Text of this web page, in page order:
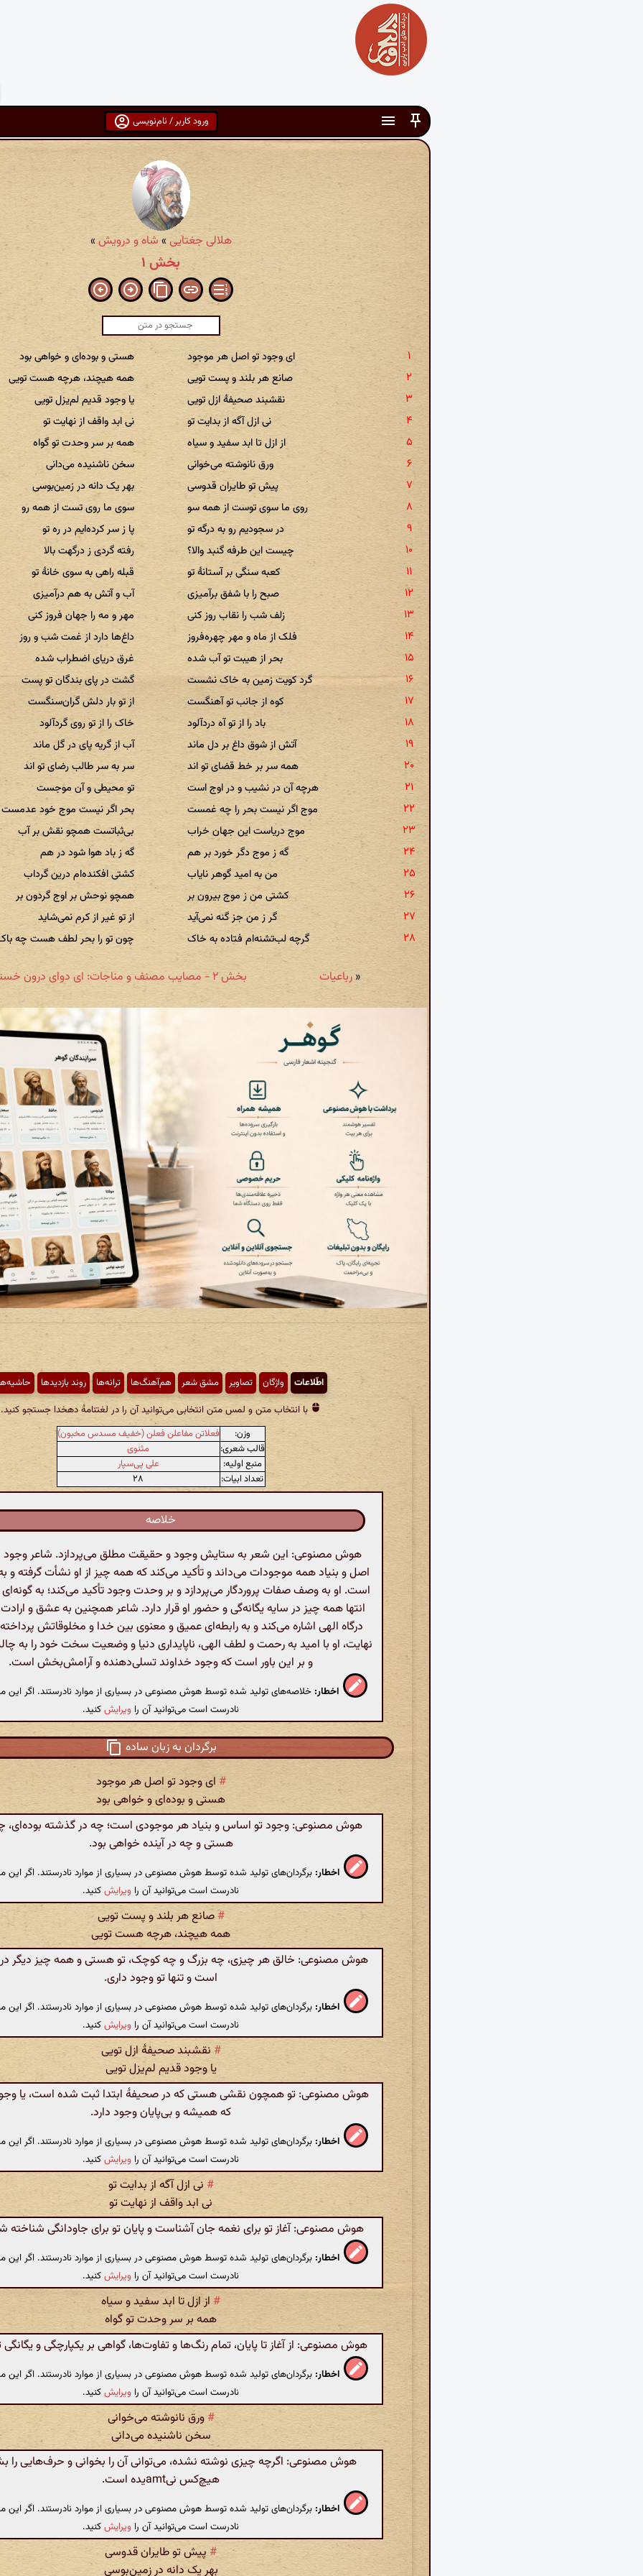
ورود کاربر / نام‌نویسی
هلالی جغتایی» شاه و درویش»
بخش ۱
ای وجود تو اصل هر موجود
هستی و بوده‌ای و خواهی بود
صانع هر بلند و پست تویی
همه هیچند، هرچه هست تویی
نقشبند صحیفهٔ ازل تویی
یا وجود قدیم لم‌یزل تویی
نی ازل آگه از بدایت تو
نی ابد واقف از نهایت تو
از ازل تا ابد سفید و سیاه
همه بر سر وحدت تو گواه
ورق نانوشته می‌خوانی
سخن ناشنیده می‌دانی
پیش تو طایران قدوسی
بهر یک دانه در زمین‌بوسی
روی ما سوی توست از همه سو
سوی ما روی تست از همه رو
در سجودیم رو به درگه تو
پا ز سر کرده‌ایم در ره تو
چیست این طرفه گنبد والا؟
رفته گردی ز درگهت بالا
کعبه سنگی بر آستانهٔ تو
قبله راهی به سوی خانهٔ تو
صبح را با شفق برآمیزی
آب و آتش به هم درآمیزی
زلف شب را نقاب روز کنی
مهر و مه را جهان فروز کنی
فلک از ماه و مهر چهره‌فروز
داغ‌ها دارد از غمت شب و روز
بحر از هیبت تو آب شده
غرق دریای اضطراب شده
گرد کویت زمین به خاک نشست
گشت در پای بندگان تو پست
کوه از جانب تو آهنگست
از تو بار دلش گران‌سنگست
باد را از تو آه دردآلود
خاک را از تو روی گردآلود
آتش از شوق داغ بر دل ماند
آب از گریه پای در گل ماند
همه سر بر خط قضای تو اند
سر به سر طالب رضای تو اند
هرچه آن در نشیب و در اوج است
تو محیطی و آن موجست
موج اگر نیست بحر را چه غمست
بحر اگر نیست موج خود عدمست
موج دریاست این جهان خراب
بی‌ثباتست همچو نقش بر آب
گه ز موج دگر خورد بر هم
گه ز باد هوا شود در هم
من به امید گوهر نایاب
کشتی افکنده‌ام درین گرداب
کشتی من ز موج بیرون بر
همچو نوحش بر اوج گردون بر
گر ز من جز گنه نمی‌آید
از تو غیر از کرم نمی‌شاید
گرچه لب‌تشنه‌ام فتاده به خاک
چون تو را بحر لطف هست چه
بخش ۲ - مصایب مصنف و مناجات: ای دوای درون خسته‌دلان « رباعیات
اطّلاعات واژگان تصاویر مشق شعر هم‌آهنگ‌ها ترانه‌ها روند بازدیدها
با انتخاب متن و لمس متن انتخابی می‌توانید آن را در لغتنامهٔ دهخدا جستجو کنید.
وزن:
فعلاتن مفاعلن فعلن (خفیف مسدس مخبون)
قالب شعری:
مثنوی
منبع اولیه:
علی پی‌سپار
تعداد ابیات:
۲۸
خلاصه
هوش مصنوعی: این شعر به ستایش وجود و حقیقت مطلق می‌پردازد. شاعر وجود
اصل و بنیاد همه موجودات می‌داند و تأکید می‌کند که همه چیز از او نشأت گرفته و
است. او به وصف صفات پروردگار می‌پردازد و بر وحدت وجود تأکید می‌کند؛ به گونه‌ای
انتها همه چیز در سایه یگانه‌گی و حضور او قرار دارد. شاعر همچنین به عشق و
درگاه الهی اشاره می‌کند و به رابطه‌ای عمیق و معنوی بین خدا و مخلوقاتش
نهایت، او با امید به رحمت و لطف الهی، ناپایداری دنیا و وضعیت سخت خود را به
و بر این باور است که وجود خداوند تسلی‌دهنده و آرامش‌بخش است.
اخطار: خلاصه‌های تولید شده توسط هوش مصنوعی در بسیاری از موارد نادرستند. اگر این
نادرست است می‌توانید آن را ویرایشکنید.
برگردان به زبان ساده
# ای وجود تو اصل هر موجود
هستی و بوده‌ای و خواهی بود
هوش مصنوعی: وجود تو اساس و بنیاد هر موجودی است؛ چه در گذشته بوده‌ای،
هستی و چه در آینده خواهی بود.
اخطار: برگردان‌های تولید شده توسط هوش مصنوعی در بسیاری از موارد نادرستند. اگر این
نادرست است می‌توانید آن را ویرایشکنید.
#صانع هر بلند و پست تویی
همه هیچند، هرچه هست تویی
هوش مصنوعی: خالق هر چیزی، چه بزرگ و چه کوچک، تو هستی و همه چیز دیگر
است و تنها تو وجود داری.
اخطار: برگردان‌های تولید شده توسط هوش مصنوعی در بسیاری از موارد نادرستند. اگر این
نادرست است می‌توانید آن را ویرایشکنید.
# نقشبند صحیفهٔ ازل تویی
یا وجود قدیم لم‌یزل تویی
هوش مصنوعی: تو همچون نقشی هستی که در صحیفهٔ ابتدا ثبت شده است، یا
که همیشه و بی‌پایان وجود دارد.
اخطار: برگردان‌های تولید شده توسط هوش مصنوعی در بسیاری از موارد نادرستند. اگر این
نادرست است می‌توانید آن را ویرایشکنید.
#نی ازل آگه از بدایت تو
نی ابد واقف از نهایت تو
هوش مصنوعی: آغاز تو برای نغمه جان آشناست و پایان تو برای جاودانگی
اخطار: برگردان‌های تولید شده توسط هوش مصنوعی در بسیاری از موارد نادرستند. اگر این
نادرست است می‌توانید آن را ویرایشکنید.
# از ازل تا ابد سفید و سیاه
همه بر سر وحدت تو گواه
هوش مصنوعی: از آغاز تا پایان، تمام رنگ‌ها و تفاوت‌ها، گواهی بر یکپارچگی و
اخطار: برگردان‌های تولید شده توسط هوش مصنوعی در بسیاری از موارد نادرستند. اگر این
نادرست است می‌توانید آن را ویرایشکنید.
# ورق نانوشته می‌خوانی
سخن ناشنیده می‌دانی
هوش مصنوعی: اگرچه چیزی نوشته نشده، می‌توانی آن را بخوانی و حرف‌هایی را
هیچ‌کس نیamtیده است.
اخطار: برگردان‌های تولید شده توسط هوش مصنوعی در بسیاری از موارد نادرستند. اگر این
نادرست است می‌توانید آن را ویرایشکنید.
#پیش تو طایران قدوسی
بهر یک دانه در زمین‌بوسی